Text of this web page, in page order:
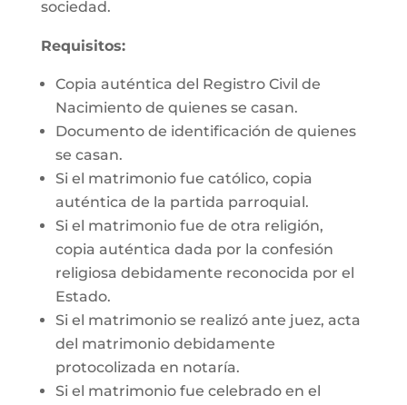
sociedad.
Requisitos:
Copia auténtica del Registro Civil de
Nacimiento de quienes se casan.
Documento de identificación de quienes
se casan.
Si el matrimonio fue católico, copia
auténtica de la partida parroquial.
Si el matrimonio fue de otra religión,
copia auténtica dada por la confesión
religiosa debidamente reconocida por el
Estado.
Si el matrimonio se realizó ante juez, acta
del matrimonio debidamente
protocolizada en notaría.
Si el matrimonio fue celebrado en el